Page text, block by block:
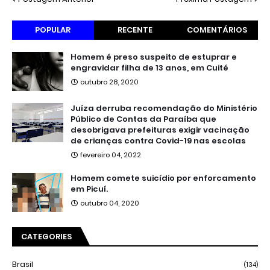
POPULAR RECENTE COMENTÁRIOS
Homem é preso suspeito de estuprar e
engravidar filha de 13 anos, em Cuité
outubro 28, 2020
Juíza derruba recomendação do Ministério
Público de Contas da Paraíba que
desobrigava prefeituras exigir vacinação
de crianças contra Covid-19 nas escolas
fevereiro 04, 2022
Homem comete suicídio por enforcamento
em Picuí.
outubro 04, 2020
CATEGORIES
Brasil (134)